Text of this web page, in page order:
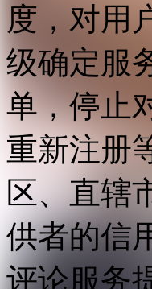
度，对用
级确定服
单，停止
重新注册
区、直辖
供者的信
评论服务